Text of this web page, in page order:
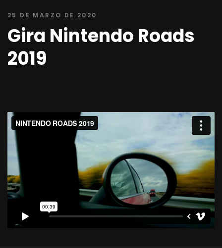
25 DE MARZO DE 2020
Gira Nintendo Roads
2019